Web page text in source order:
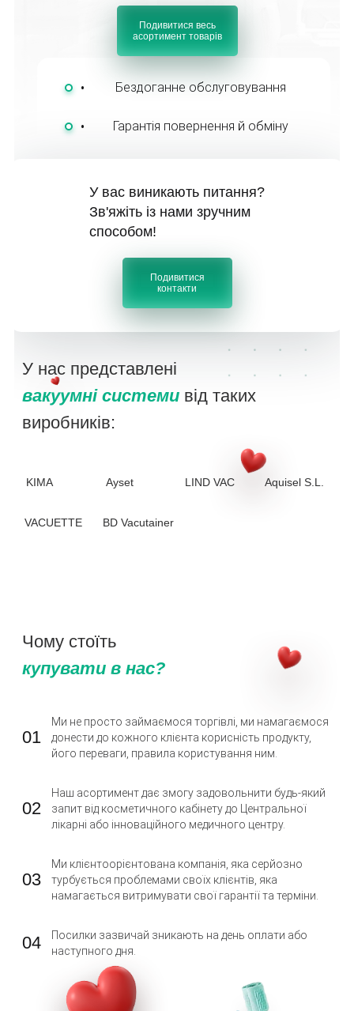
Подивитися весь
асортимент товарів
Бездоганне обслуговування
Гарантія повернення й обміну
У вас виникають питання?
Зв'яжіть із нами зручним
способом!
Подивитися
контакти
У нас представлені
вакуумні системи від таких
виробників:
KIMA Ayset LIND VAC Aquisel S.L.
VACUETTE BD Vacutainer
Чому стоїть
купувати в нас?
01
Ми не просто займаємося торгівлі, ми намагаємося
донести до кожного клієнта корисність продукту,
його переваги, правила користування ним.
02
Наш асортимент дає змогу задовольнити будь-який
запит від косметичного кабінету до Центральної
лікарні або інноваційного медичного центру.
03
Ми клієнтоорієнтована компанія, яка серйозно
турбується проблемами своїх клієнтів, яка
намагається витримувати свої гарантії та терміни.
04
Посилки зазвичай зникають на день оплати або
наступного дня.